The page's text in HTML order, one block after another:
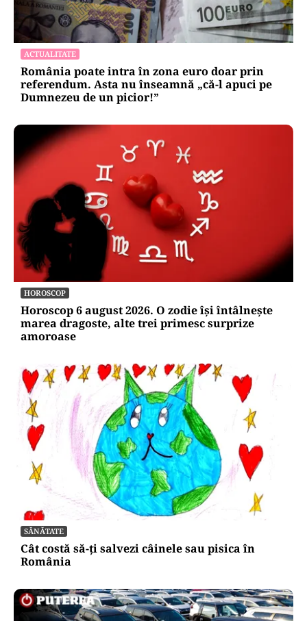
ACTUALITATE
România poate intra în zona euro doar prin
referendum. Asta nu înseamnă „că-l apuci pe
Dumnezeu de un picior!”
HOROSCOP
Horoscop 6 august 2026. O zodie își întâlnește
marea dragoste, alte trei primesc surprize
amoroase
SĂNĂTATE
Cât costă să-ți salvezi câinele sau pisica în
România